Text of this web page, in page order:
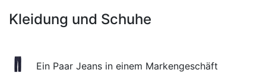
Kleidung und Schuhe
Ein Paar Jeans in einem Markengeschäft